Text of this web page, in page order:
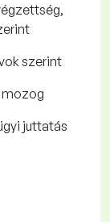
szerint
mozog
juttatás